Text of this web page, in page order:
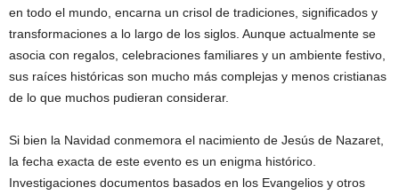
en todo el mundo, encarna un crisol de tradiciones, significados y
transformaciones a lo largo de los siglos. Aunque actualmente se
asocia con regalos, celebraciones familiares y un ambiente festivo,
sus raíces históricas son mucho más complejas y menos cristianas
de lo que muchos pudieran considerar.
Si bien la Navidad conmemora el nacimiento de Jesús de Nazaret,
la fecha exacta de este evento es un enigma histórico.
Investigaciones documentos basados ​​en los Evangelios y otros